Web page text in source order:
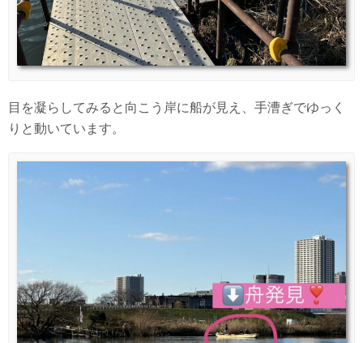
目を凝らしてみると向こう岸に船が見え、手漕ぎでゆっく
りと動いています。